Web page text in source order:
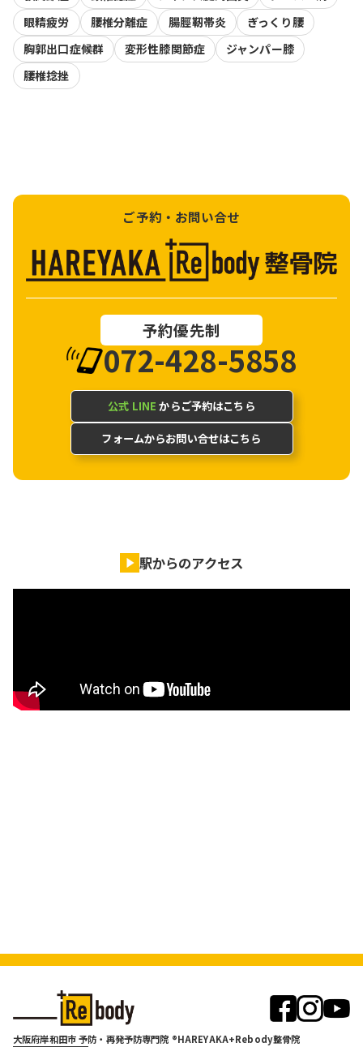
眼精疲労
腰椎分離症 腸脛靭帯炎
ぎっくり腰
胸郭出口症候群
変形性膝関節症
ジャンパー膝
腰椎捻挫
ご予約・お問い合せ
予約優先制
072-428-5858
公式 LINE からご予約はこちら
フォームからお問い合せはこちら
駅からのアクセス
大阪府岸和田市 予防・再発予防専門院 ®HAREYAKA+Rebody整骨院